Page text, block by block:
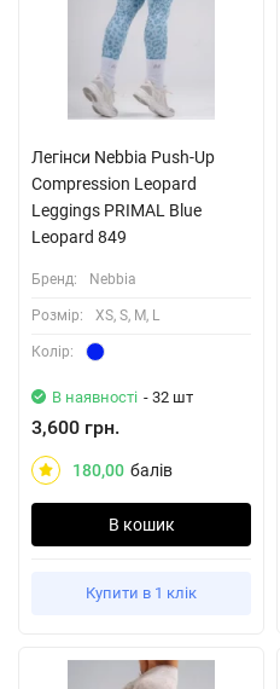
Легінси Nebbia Push-Up
Compression Leopard
Leggings PRIMAL Blue
Leopard 849
Бренд: Nebbia
Розмiр: XS, S, M, L
Колiр:
В наявності - 32 шт
3,600 грн.
180,00 балів
В кошик
Купити в 1 клік